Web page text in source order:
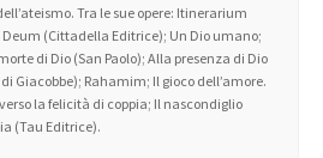
Tra le sue opere: Itinerarium
Deum (Cittadella Editrice); Un Dio umano;
di Dio (San Paolo); Alla presenza di Dio
Giacobbe); Rahamim; Il gioco dell’amore.
la felicità di coppia; Il nascondiglio
(Tau Editrice).